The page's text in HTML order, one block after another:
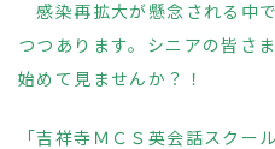
感染再拡大が懸念される中
つつあります。シニアの皆さ
始めて見ませんか？！
「吉祥寺ＭＣＳ英会話スクー